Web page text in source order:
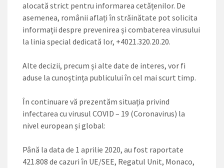
alocată strict pentru informarea cetățenilor. De
asemenea, românii aflați în străinătate pot solicita
informații despre prevenirea și combaterea virusului
la linia special dedicată lor, +4021.320.20.20.
Alte decizii, precum și alte date de interes, vor fi
aduse la cunoștința publicului în cel mai scurt timp.
În continuare vă prezentăm situația privind
infectarea cu virusul COVID – 19 (Coronavirus) la
nivel european și global:
Până la data de 1 aprilie 2020, au fost raportate
421.808 de cazuri în UE/SEE, Regatul Unit, Monaco,